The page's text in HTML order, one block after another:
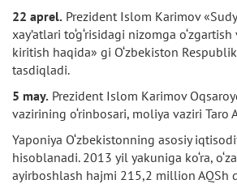
22 aprel. Prezident Islom Karimov
xay’atlari to‘g‘risidagi nizomga
kiritish haqida» gi O‘zbekiston
tasdiqladi.
5 may. Prezident Islom Karimov
vazirining o‘rinbosari, moliya vaziri Taro
Yaponiya O‘zbekistonning asosiy
hisoblanadi. 2013 yil yakuniga ko‘ra,
ayirboshlash hajmi 215,2 million AQSh